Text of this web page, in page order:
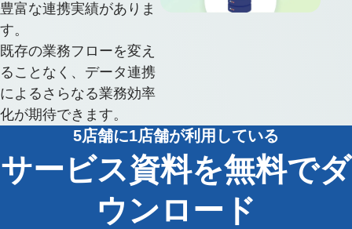
豊富な連携実績がありま
す。
既存の業務フローを変え
ることなく、データ連携
によるさらなる業務効率
化が期待できます。
5店舗に1店舗が利用している
サービス資料を無料でダ
ウンロード